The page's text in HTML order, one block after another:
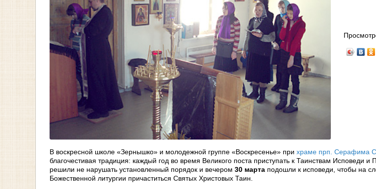
В воскресной школе «Зернышко» и молодежной группе «Воскресенье» при храме прп. Серафима
благочестивая традиция: каждый год во время Великого поста приступать к Таинствам Исповеди и
решили не нарушать установленный порядок и вечером 30 марта подошли к исповеди, чтобы на
Божественной литургии причаститься Святых Христовых Таин.